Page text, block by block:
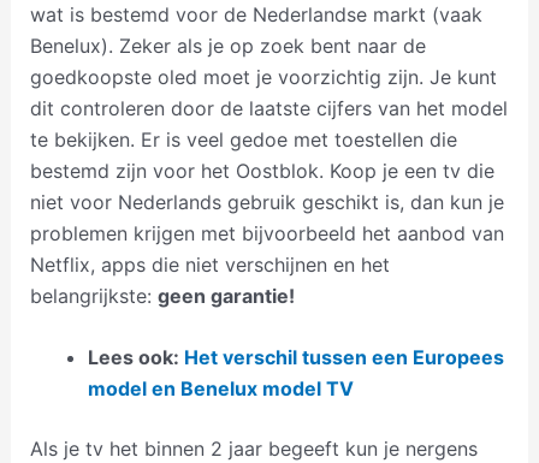
wat is bestemd voor de Nederlandse markt (vaak
Benelux). Zeker als je op zoek bent naar de
goedkoopste oled moet je voorzichtig zijn. Je kunt
dit controleren door de laatste cijfers van het model
te bekijken. Er is veel gedoe met toestellen die
bestemd zijn voor het Oostblok. Koop je een tv die
niet voor Nederlands gebruik geschikt is, dan kun je
problemen krijgen met bijvoorbeeld het aanbod van
Netflix, apps die niet verschijnen en het
belangrijkste: geen garantie!
Lees ook: Het verschil tussen een Europees
model en Benelux model TV
Als je tv het binnen 2 jaar begeeft kun je nergens